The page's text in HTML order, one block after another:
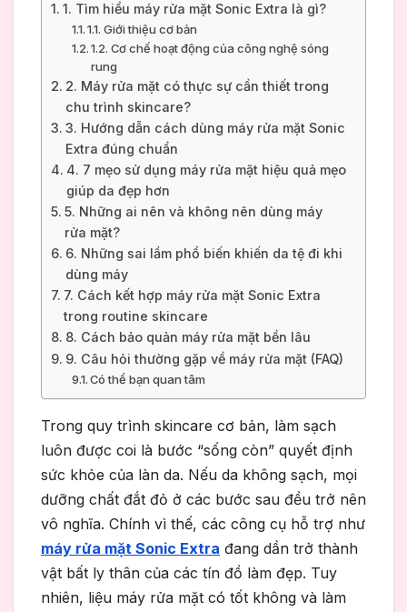
1. Tìm hiểu máy rửa mặt Sonic Extra là gì?
1.1. Giới thiệu cơ bản
1.2. Cơ chế hoạt động của công nghệ sóng
rung
2. Máy rửa mặt có thực sự cần thiết trong
chu trình skincare?
3. Hướng dẫn cách dùng máy rửa mặt Sonic
Extra đúng chuẩn
4. 7 mẹo sử dụng máy rửa mặt hiệu quả mẹo
giúp da đẹp hơn
5. Những ai nên và không nên dùng máy
rửa mặt?
6. Những sai lầm phổ biến khiến da tệ đi khi
dùng máy
7. Cách kết hợp máy rửa mặt Sonic Extra
trong routine skincare
8. Cách bảo quản máy rửa mặt bền lâu
9. Câu hỏi thường gặp về máy rửa mặt (FAQ)
Có thể bạn quan tâm
Trong quy trình skincare cơ bản, làm sạch
luôn được coi là bước “sống còn” quyết định
sức khỏe của làn da. Nếu da không sạch, mọi
dưỡng chất đắt đỏ ở các bước sau đều trở nên
vô nghĩa. Chính vì thế, các công cụ hỗ trợ như
máy rửa mặt Sonic Extra đang dần trở thành
vật bất ly thân của các tín đồ làm đẹp. Tuy
nhiên, liệu máy rửa mặt có tốt không và làm